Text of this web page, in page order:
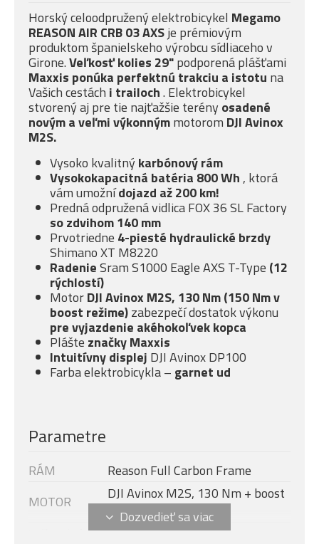
Horský celoodpružený elektrobicykel Megamo
REASON AIR CRB 03 AXSje prémiovým
produktom španielskeho výrobcu sídliaceho v
Girone.Veľkosť kolies 29"podporená plášťami
Maxxis ponúka perfektnú trakciu a istotu na
Vašich cestách i trailoch. Elektrobicykel
stvorený aj pre tie najťažšie terény osadené
novým a veľmivýkonnýmmotorom DJI Avinox
M2S.
Vysoko kvalitný karbónový rám
Vysokokapacitná batéria 800 Wh , ktorá
vám umožnídojazd až 200 km!
Predná odpružená vidlica FOX 36 SL Factory
sozdvihom 140 mm
Prvotriedne 4-piesté hydraulické brzdy
Shimano XT M8220
RadenieSram S1000 Eagle AXS T-Type (12
rýchlostí)
MotorDJI Avinox M2S, 130 Nm (150 Nm v
boost režime)zabezpečí dostatok výkonu
pre vyjazdenie akéhokoľvek kopca
Plášte značky Maxxis
Intuitívny displej DJI Avinox DP100
Farba elektrobicykla – garnet ud
Parametre
RÁM
Reason Full Carbon Frame
MOTOR
DJI Avinox M2S, 130 Nm + boost
- 150 Nm (1300 W)
Veľkosť rámu XL